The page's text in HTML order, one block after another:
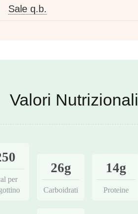
Sale q.b.
Valori Nutrizionali
per
26g
Carboidrati
14g
Proteine